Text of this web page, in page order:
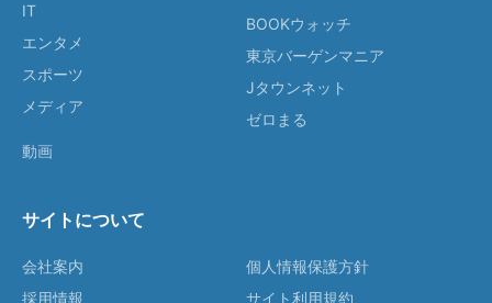
IT
エンタメ
スポーツ
メディア
動画
BOOKウォッチ
東京バーゲンマニア
Jタウンネット
ゼロまる
サイトについて
会社案内
採用情報
個人情報保護方針
サイト利用規約